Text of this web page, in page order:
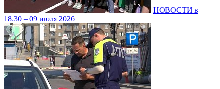
НОВОСТИ в
18:30 – 09 июля 2026